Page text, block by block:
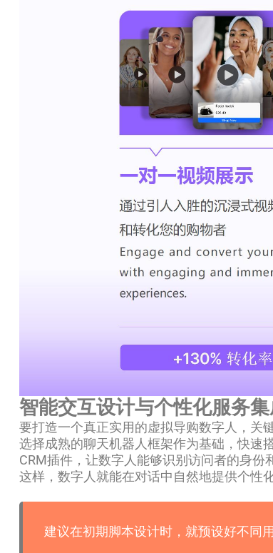
智能交互设计与个性化服务
要打造一个真正实用的虚拟导购数字人，关
选择成熟的聊天机器人框架作为基础，快速
CRM插件，让数字人能够识别访问者的身
这样，数字人就能在对话中自然地提供个性
建议在初期脚本设计时，就预设好不同